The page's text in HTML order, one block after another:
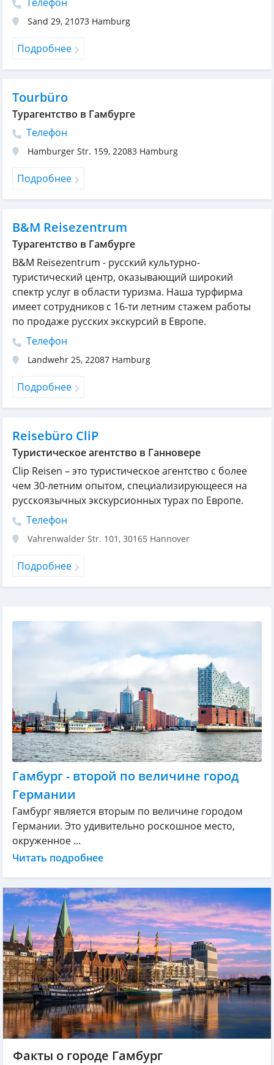
Sand 29, 21073 Hamburg
Подробнее
Tourbüro
Турагентство в Гамбурге
Телефон
Hamburger Str. 159, 22083 Hamburg
Подробнее
B&M Reisezentrum
Турагентство в Гамбурге
B&M Reisezentrum - русский культурно-
туристический центр, оказывающий широкий
спектр услуг в области туризма. Наша турфирма
имеет сотрудников с 16-ти летним стажем работы
по продаже русских экскурсий в Европе.
Телефон
Landwehr 25, 22087 Hamburg
Подробнее
Reisebüro CliP
Туристическое агентство в Ганновере
Clip Reisen – это туристическое агентство с более
чем 30-летним опытом, специализирующееся на
русскоязычных экскурсионных турах по Европе.
Телефон
Vahrenwalder Str. 101, 30165 Hannover
Подробнее
Гамбург - второй по величине город
Германии
Гамбург является вторым по величине городом
Германии. Это удивительно роскошное место,
окруженное ...
Читать подробнее
Факты о городе Гамбург